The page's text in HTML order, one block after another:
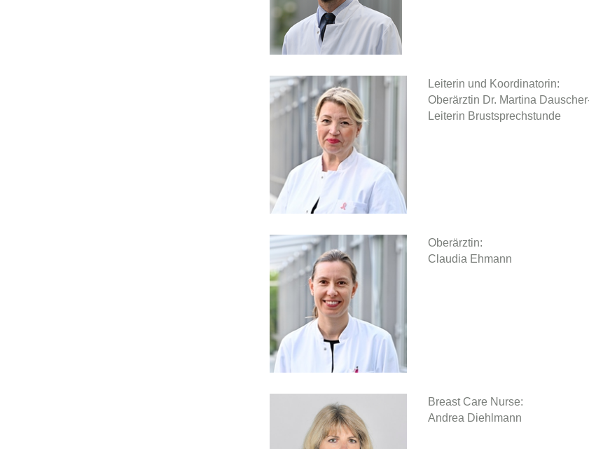
Leiterin und Koordinatorin:
Oberärztin Dr. Martina
Leiterin Brustsprechstunde
Oberärztin:
Claudia Ehmann
Breast Care Nurse:
Andrea Diehlmann